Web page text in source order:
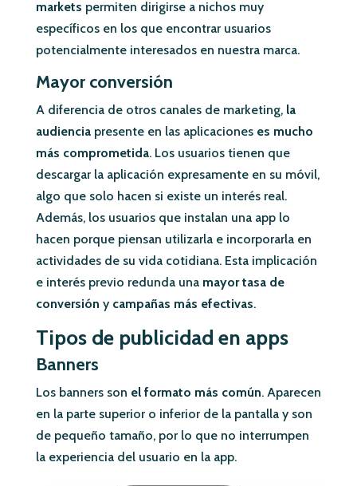
markets permiten dirigirse a nichos muy
específicos en los que encontrar usuarios
potencialmente interesados en nuestra marca.
Mayor conversión
A diferencia de otros canales de marketing,la
audiencia presente en las aplicaciones es mucho
más comprometida. Los usuarios tienen que
descargar la aplicación expresamente en su móvil,
algo que solo hacen si existe un interés real.
Además, los usuarios que instalan una app lo
hacen porque piensan utilizarla e incorporarla en
actividades de su vida cotidiana. Esta implicación
e interés previo redunda una mayor tasa de
conversión y campañas más efectivas.
Tipos de publicidad en apps
Banners
Los banners son el formato más común. Aparecen
en la parte superior o inferior de la pantalla y son
de pequeño tamaño, por lo que no interrumpen
la experiencia del usuario en la app.